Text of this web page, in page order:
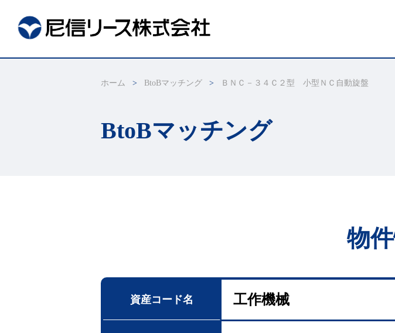
ホーム BtoBマッチング ＢＮＣ－３４Ｃ２型 小型ＮＣ自動旋盤
BtoBマッチング
物
資産コード名 工作機械